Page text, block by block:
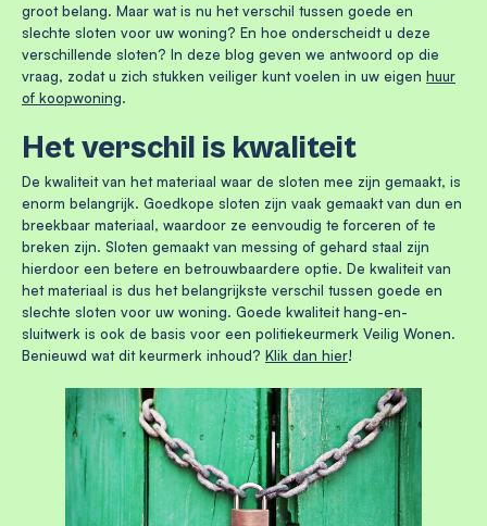
groot belang. Maar wat is nu het verschil tussen goede en
slechte sloten voor uw woning? En hoe onderscheidt u deze
verschillende sloten? In deze blog geven we antwoord op die
vraag, zodat u zich stukken veiliger kunt voelen in uw eigen huur
of koopwoning.
Het verschil is kwaliteit
De kwaliteit van het materiaal waar de sloten mee zijn gemaakt, is
enorm belangrijk. Goedkope sloten zijn vaak gemaakt van dun en
breekbaar materiaal, waardoor ze eenvoudig te forceren of te
breken zijn. Sloten gemaakt van messing of gehard staal zijn
hierdoor een betere en betrouwbaardere optie. De kwaliteit van
het materiaal is dus het belangrijkste verschil tussen goede en
slechte sloten voor uw woning. Goede kwaliteit hang-en-
sluitwerk is ook de basis voor een politiekeurmerk Veilig Wonen.
Benieuwd wat dit keurmerk inhoud? Klik dan hier!